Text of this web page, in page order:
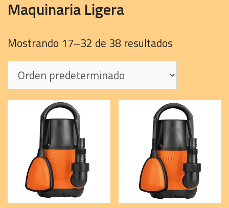
Maquinaria Ligera
Mostrando 17–32 de 38 resultados